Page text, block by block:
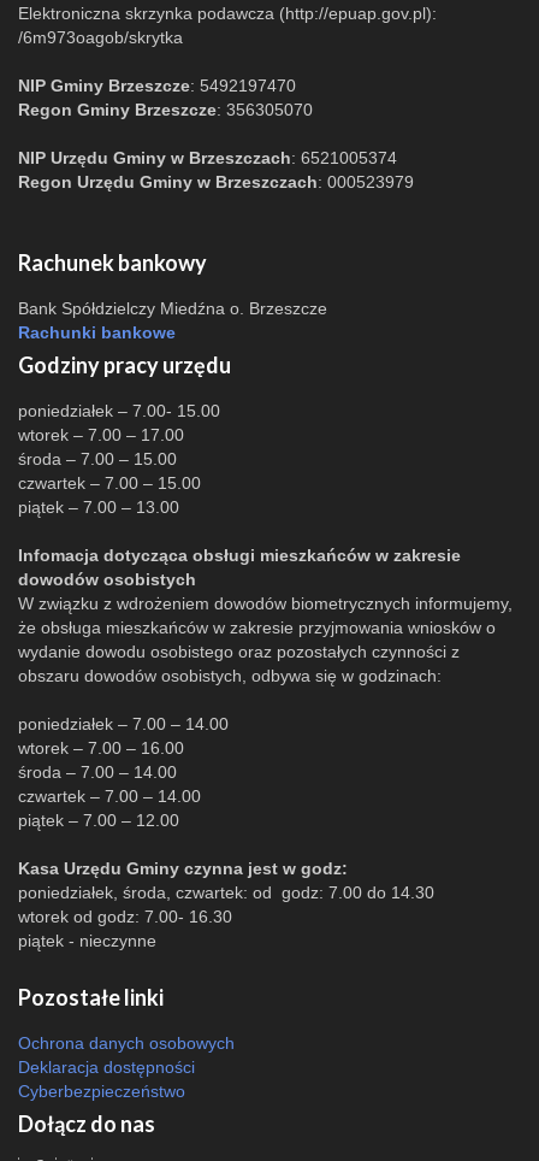
Elektroniczna skrzynka podawcza (http://epuap.gov.pl):
/6m973oagob/skrytka
NIP Gminy Brzeszcze: 5492197470
Regon Gminy Brzeszcze: 356305070
NIP Urzędu Gminy w Brzeszczach: 6521005374
Regon Urzędu Gminy w Brzeszczach: 000523979
Rachunek bankowy
Bank Spółdzielczy Miedźna o. Brzeszcze
Rachunki bankowe
Godziny pracy urzędu
poniedziałek – 7.00- 15.00
wtorek – 7.00 – 17.00
środa – 7.00 – 15.00
czwartek – 7.00 – 15.00
piątek – 7.00 – 13.00
Infomacja dotycząca obsługi mieszkańców w zakresie
dowodów osobistych
W związku z wdrożeniem dowodów biometrycznych informujemy,
że obsługa mieszkańców w zakresie przyjmowania wniosków o
wydanie dowodu osobistego oraz pozostałych czynności z
obszaru dowodów osobistych, odbywa się w godzinach:
poniedziałek – 7.00 – 14.00
wtorek – 7.00 – 16.00
środa – 7.00 – 14.00
czwartek – 7.00 – 14.00
piątek – 7.00 – 12.00
Kasa Urzędu Gminy czynna jest w godz:
poniedziałek, środa, czwartek: od godz: 7.00 do 14.30
wtorek od godz: 7.00- 16.30
piątek - nieczynne
Pozostałe linki
Ochrona danych osobowych
Deklaracja dostępności
Cyberbezpieczeństwo
Dołącz do nas